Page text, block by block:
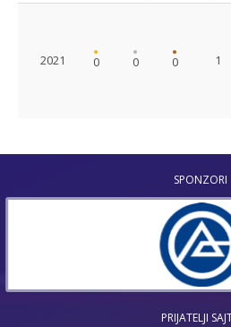
2021 0 0 0 1
SPONZORI
PRIJATELJI